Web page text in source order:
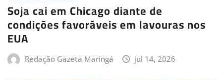
Soja cai em Chicago diante de
condições favoráveis em lavouras nos
EUA
Redação Gazeta Maringá jul 14, 2026